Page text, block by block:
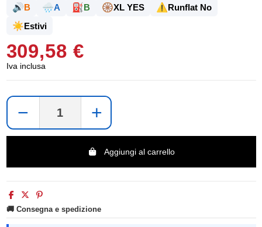
🔊B 🌧️A ⛽B 🛞XL YES ⚠️Runflat No
☀️Estivi
309,58 €
Iva inclusa
− +
Aggiungi al carrello
🚚 Consegna e spedizione